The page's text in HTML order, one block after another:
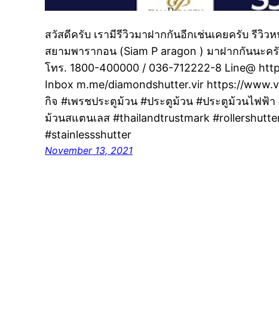
สวัสดีครับ เรามีรีวิวมาฝากกันอีกเช่นเคยครับ รีวิว
สยามพารากอน (Siam P aragon ) มาฝากกันนะค
โทร. 1800-400000 / 036-712222-8 Line@
Inbox m.me/diamondshutter.vir https://
กิจ #เพรชประตูม้วน #ประตูม้วน #ประตูม้วนไฟฟ้
ม้วนสแตนเลส #thailandtrustmark
#stainlessshutter
November 13, 2021